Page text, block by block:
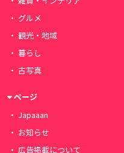
グルメ
観光・地域
暮らし
古写真
ページ
Japaaan
お知らせ
広告掲載について